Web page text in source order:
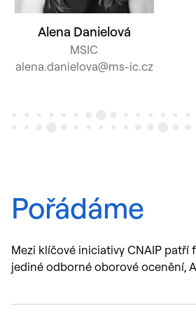
Alena Danielová
MSIC
alena.danielova@ms-ic.cz
Pořádáme
Mezi klíčové iniciativy CNAIP patří
jediné odborné oborové ocenění,